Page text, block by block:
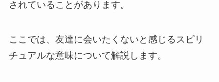
されていることがあります。
ここでは、友達に会いたくないと感じるスピリ
チュアルな意味について解説します。